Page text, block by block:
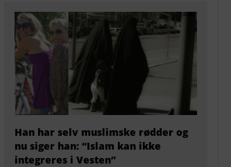
Han har selv muslimske rødder og
nu siger han: “Islam kan ikke
integreres i Vesten”